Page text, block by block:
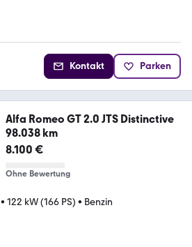
Kontakt Parken
Alfa Romeo GT 2.0 JTS Distinctive
98.038 km
8.100 €
Ohne Bewertung
• 122 kW (166 PS) • Benzin